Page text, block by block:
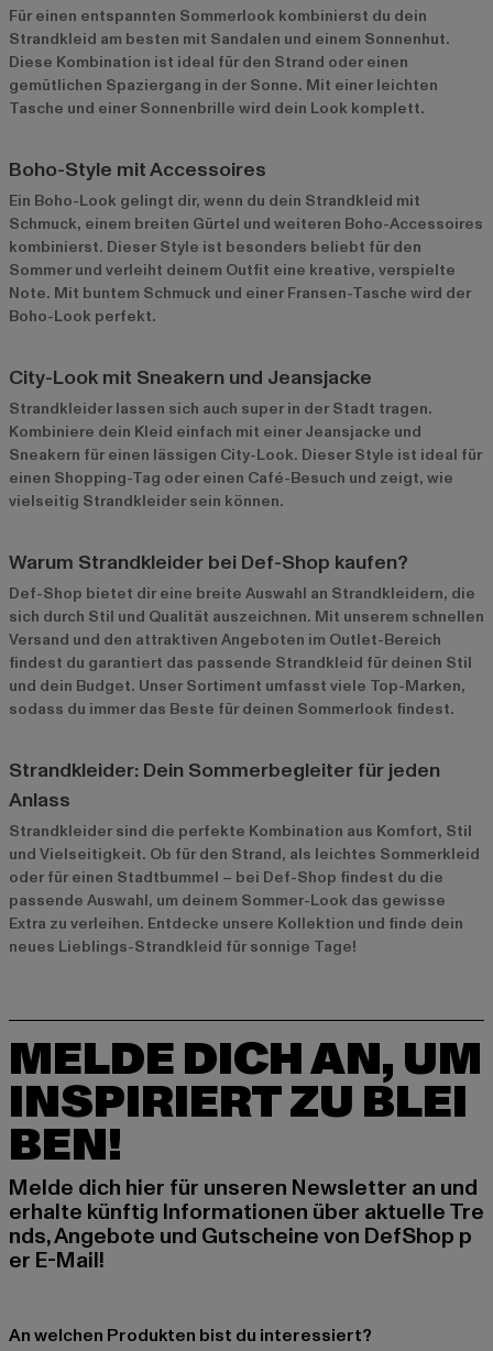
Für einen entspannten Sommerlook kombinierst du dein
Strandkleid am besten mit Sandalen und einem Sonnenhut.
Diese Kombination ist ideal für den Strand oder einen
gemütlichen Spaziergang in der Sonne. Mit einer leichten
Tasche und einer Sonnenbrille wird dein Look komplett.
Boho-Style mit Accessoires
Ein Boho-Look gelingt dir, wenn du dein Strandkleid mit
Schmuck, einem breiten Gürtel und weiteren Boho-Accessoires
kombinierst. Dieser Style ist besonders beliebt für den
Sommer und verleiht deinem Outfit eine kreative, verspielte
Note. Mit buntem Schmuck und einer Fransen-Tasche wird der
Boho-Look perfekt.
City-Look mit Sneakern und Jeansjacke
Strandkleider lassen sich auch super in der Stadt tragen.
Kombiniere dein Kleid einfach mit einer Jeansjacke und
Sneakern für einen lässigen City-Look. Dieser Style ist ideal für
einen Shopping-Tag oder einen Café-Besuch und zeigt, wie
vielseitig Strandkleider sein können.
Warum Strandkleider bei Def-Shop kaufen?
Def-Shop bietet dir eine breite Auswahl an Strandkleidern, die
sich durch Stil und Qualität auszeichnen. Mit unserem schnellen
Versand und den attraktiven Angeboten im Outlet-Bereich
findest du garantiert das passende Strandkleid für deinen Stil
und dein Budget. Unser Sortiment umfasst viele Top-Marken,
sodass du immer das Beste für deinen Sommerlook findest.
Strandkleider: Dein Sommerbegleiter für jeden
Anlass
Strandkleider sind die perfekte Kombination aus Komfort, Stil
und Vielseitigkeit. Ob für den Strand, als leichtes Sommerkleid
oder für einen Stadtbummel – bei Def-Shop findest du die
passende Auswahl, um deinem Sommer-Look das gewisse
Extra zu verleihen. Entdecke unsere Kollektion und finde dein
neues Lieblings-Strandkleid für sonnige Tage!
MELDE DICH AN, UM
INSPIRIERT ZU BLEI
BEN!
Melde dich hier für unseren Newsletter an und
erhalte künftig Informationen über aktuelle Tre
nds, Angebote und Gutscheine von DefShop p
er E-Mail!
An welchen Produkten bist du interessiert?